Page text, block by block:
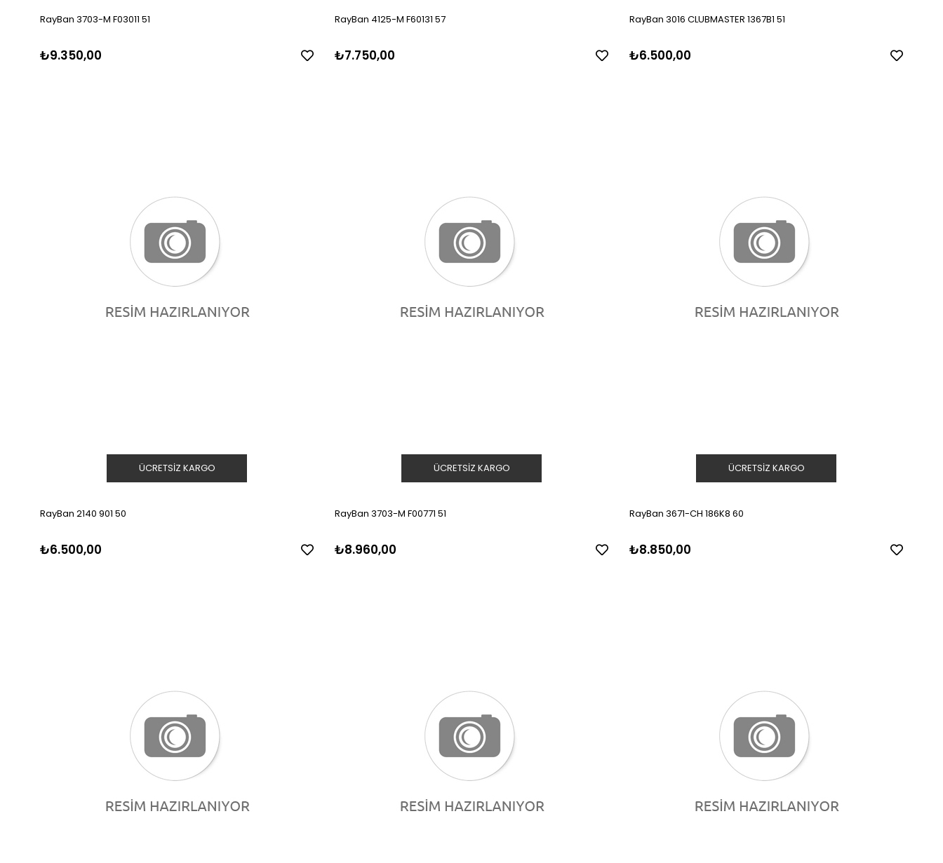
RayBan 3703-M F03011 51
₺9.350,00
RayBan 4125-M F60131 57
₺7.750,00
RayBan 3016 CLUBMASTER 1367B1 51
₺6.500,00
RayBan 2140 901 50
₺6.500,00
ÜCRETSIZ KARGO
RayBan 3703-M F00771 51
₺8.960,00
ÜCRETSIZ KARGO
RayBan 3671-CH 186K8 60
₺8.850,00
ÜCRETSIZ KARGO